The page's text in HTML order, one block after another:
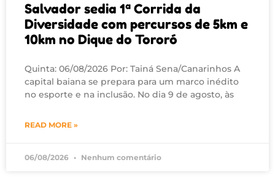
Salvador sedia 1ª Corrida da
Diversidade com percursos de 5km e
10km no Dique do Tororó
Quinta: 06/08/2026 Por: Tainá Sena/Canarinhos A
capital baiana se prepara para um marco inédito
no esporte e na inclusão. No dia 9 de agosto, às
READ MORE »
06/08/2026 Nenhum comentário